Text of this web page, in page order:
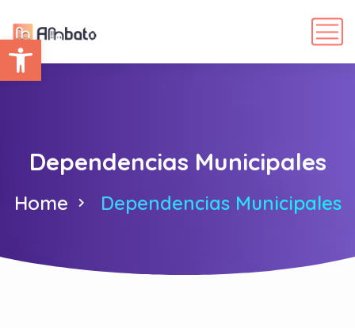
Abrir barra de herramientas
Dependencias Municipales
Home Dependencias Municipales